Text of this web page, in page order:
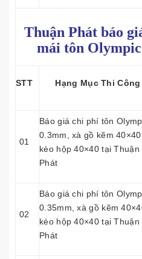
Thuận Phát báo
mái tôn
STT Hạng Mục Thi Công
01
Báo giá chi phí tôn
0.3mm, xà gồ kẽm 40×40,
kèo hộp 40×40 tại Thuận
Phát
02
Báo giá chi phí tôn
0.35mm, xà gồ kẽm
kèo hộp 40×40 tại Thuận
Phát